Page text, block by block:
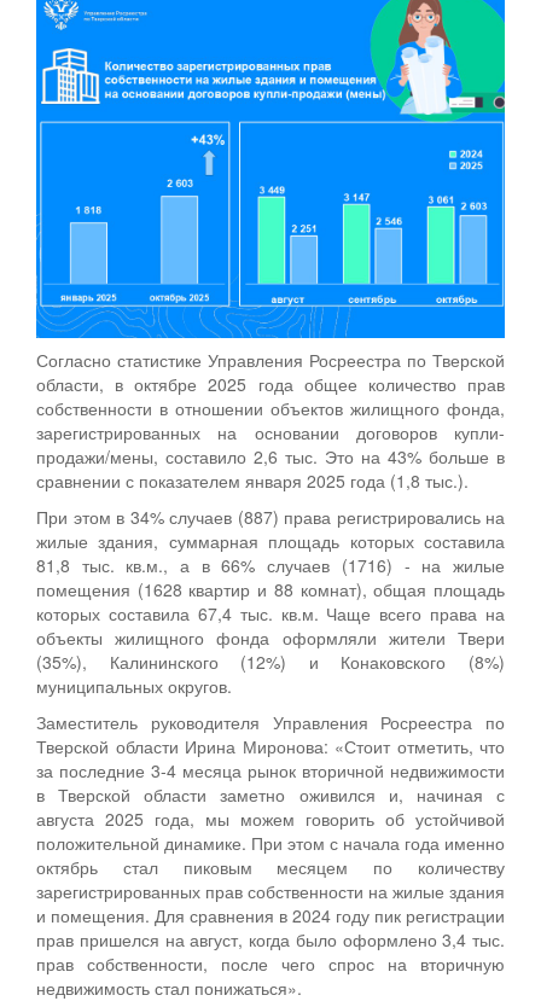
Согласно статистике Управления Росреестра по Тверской
области, в октябре 2025 года общее количество прав
собственности в отношении объектов жилищного фонда,
зарегистрированных на основании договоров купли-
продажи/мены, составило 2,6 тыс. Это на 43% больше в
сравнении с показателем января 2025 года (1,8 тыс.).
При этом в 34% случаев (887) права регистрировались на
жилые здания, суммарная площадь которых составила
81,8 тыс. кв.м., а в 66% случаев (1716) - на жилые
помещения (1628 квартир и 88 комнат), общая площадь
которых составила 67,4 тыс. кв.м. Чаще всего права на
объекты жилищного фонда оформляли жители Твери
(35%), Калининского (12%) и Конаковского (8%)
муниципальных округов.
Заместитель руководителя Управления Росреестра по
Тверской области Ирина Миронова: «Стоит отметить, что
за последние 3-4 месяца рынок вторичной недвижимости
в Тверской области заметно оживился и, начиная с
августа 2025 года, мы можем говорить об устойчивой
положительной динамике. При этом с начала года именно
октябрь стал пиковым месяцем по количеству
зарегистрированных прав собственности на жилые здания
и помещения. Для сравнения в 2024 году пик регистрации
прав пришелся на август, когда было оформлено 3,4 тыс.
прав собственности, после чего спрос на вторичную
недвижимость стал понижаться».